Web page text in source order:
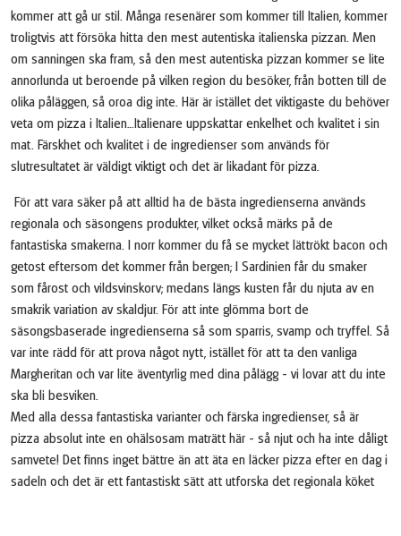
kommer att gå ur stil. Många resenärer som kommer till Italien, kommer
troligtvis att försöka hitta den mest autentiska italienska pizzan. Men
om sanningen ska fram, så den mest autentiska pizzan kommer se lite
annorlunda ut beroende på vilken region du besöker, från botten till de
olika påläggen, så oroa dig inte. Här är istället det viktigaste du behöver
veta om pizza i Italien…Italienare uppskattar enkelhet och kvalitet i sin
mat. Färskhet och kvalitet i de ingredienser som används för
slutresultatet är väldigt viktigt och det är likadant för pizza.
För att vara säker på att alltid ha de bästa ingredienserna används
regionala och säsongens produkter, vilket också märks på de
fantastiska smakerna. I norr kommer du få se mycket lättrökt bacon och
getost eftersom det kommer från bergen; I Sardinien får du smaker
som fårost och vildsvinskorv; medans längs kusten får du njuta av en
smakrik variation av skaldjur. För att inte glömma bort de
säsongsbaserade ingredienserna så som sparris, svamp och tryffel. Så
var inte rädd för att prova något nytt, istället för att ta den vanliga
Margheritan och var lite äventyrlig med dina pålägg - vi lovar att du inte
ska bli besviken.
Med alla dessa fantastiska varianter och färska ingredienser, så är
pizza absolut inte en ohälsosam maträtt här - så njut och ha inte dåligt
samvete! Det finns inget bättre än att äta en läcker pizza efter en dag i
sadeln och det är ett fantastiskt sätt att utforska det regionala köket